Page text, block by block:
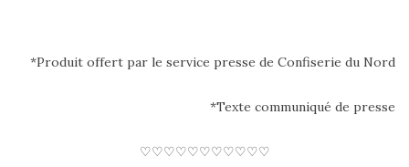
*Produit offert par le service presse de Confiserie du Nord
*Texte communiqué de presse
♡♡♡♡♡♡♡♡♡♡♡